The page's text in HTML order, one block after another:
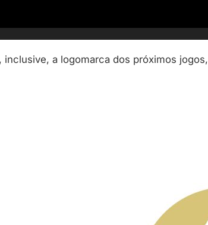
inclusive, a logomarca dos próximos jogos,